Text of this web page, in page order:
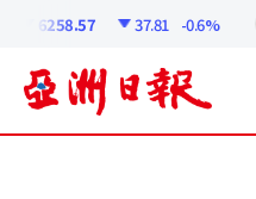
6258.57 37.81 -0.6%